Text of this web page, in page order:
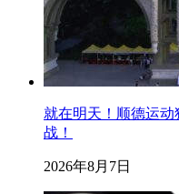
就在明天！顺德运
战！
2026年8月7日